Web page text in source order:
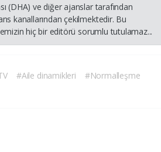
(DHA) ve diğer ajanslar tarafından
kanallarından çekilmektedir. Bu
hiç bir editörü sorumlu tutulamaz...
#Aile dinamikleri
#Normalleşme